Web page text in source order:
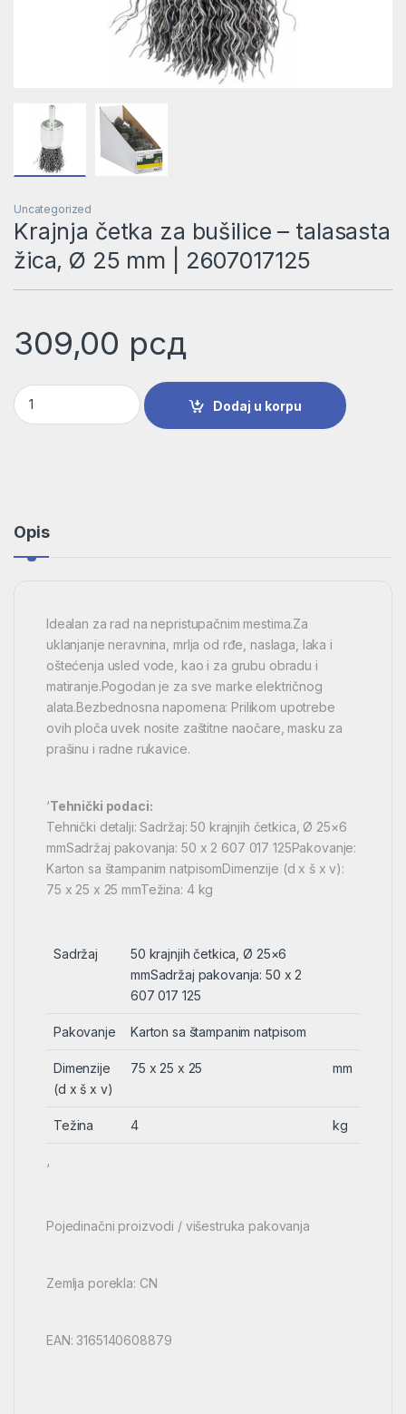
Uncategorized
Krajnja četka za bušilice – talasasta
žica, Ø 25 mm | 2607017125
309,00 рсд
Krajnja četka za bušilice – talasasta žica, Ø 25 mm |
Dodaj u korpu
Opis
Idealan za rad na nepristupačnim mestima.Za
uklanjanje neravnina, mrlja od rđe, naslaga, laka i
oštećenja usled vode, kao i za grubu obradu i
matiranje.Pogodan je za sve marke električnog
alata.Bezbednosna napomena: Prilikom upotrebe
ovih ploča uvek nosite zaštitne naočare, masku za
prašinu i radne rukavice.
‘Tehnički podaci:
Tehnički detalji: Sadržaj: 50 krajnjih četkica, Ø 25×6
mmSadržaj pakovanja: 50 x 2 607 017 125Pakovanje:
Karton sa štampanim natpisomDimenzije (d x š x v):
75 x 25 x 25 mmTežina: 4 kg
Sadržaj
50 krajnjih četkica, Ø 25×6
mmSadržaj pakovanja: 50 x 2
607 017 125
Pakovanje Karton sa štampanim natpisom
Dimenzije
(d x š x v)
75 x 25 x 25 mm
Težina 4 kg
‘
Pojedinačni proizvodi / višestruka pakovanja
Zemlja porekla: CN
EAN: 3165140608879